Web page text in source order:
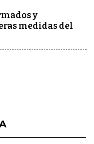
y
medidas del